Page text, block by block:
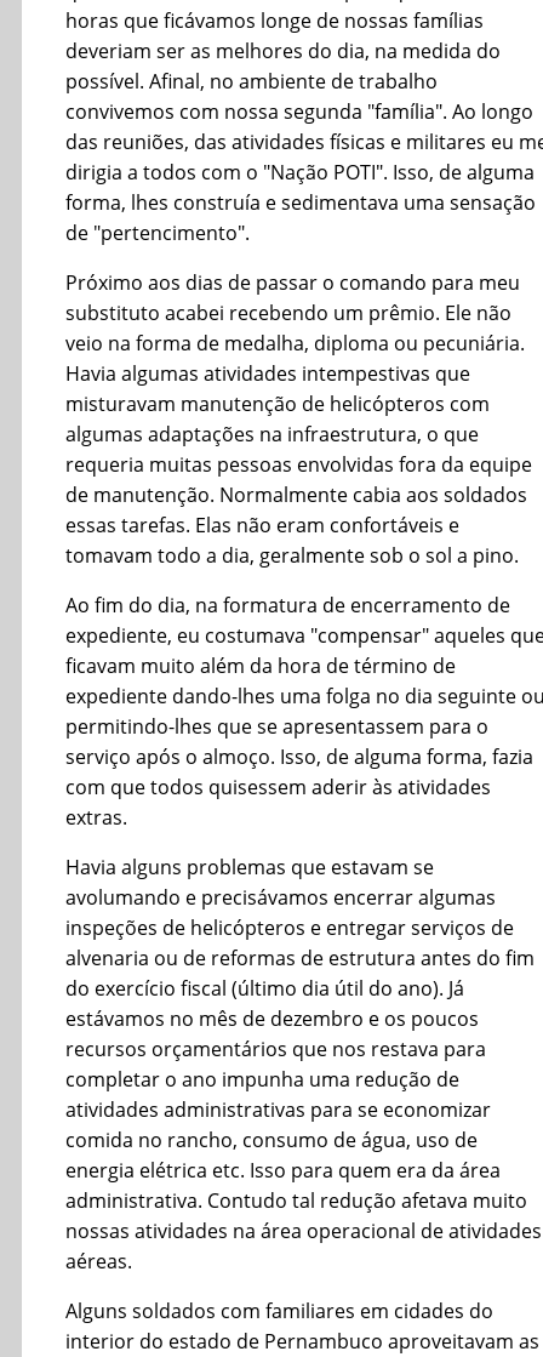
horas que ficávamos longe de nossas famílias
deveriam ser as melhores do dia, na medida do
possível. Afinal, no ambiente de trabalho
convivemos com nossa segunda "família". Ao longo
das reuniões, das atividades físicas e militares eu
dirigia a todos com o "Nação POTI". Isso, de alguma
forma, lhes construía e sedimentava uma sensação
de "pertencimento".
Próximo aos dias de passar o comando para meu
substituto acabei recebendo um prêmio. Ele não
veio na forma de medalha, diploma ou pecuniária.
Havia algumas atividades intempestivas que
misturavam manutenção de helicópteros com
algumas adaptações na infraestrutura, o que
requeria muitas pessoas envolvidas fora da equipe
de manutenção. Normalmente cabia aos soldados
essas tarefas. Elas não eram confortáveis e
tomavam todo a dia, geralmente sob o sol a pino.
Ao fim do dia, na formatura de encerramento de
expediente, eu costumava "compensar" aqueles
ficavam muito além da hora de término de
expediente dando-lhes uma folga no dia seguinte
permitindo-lhes que se apresentassem para o
serviço após o almoço. Isso, de alguma forma, fazia
com que todos quisessem aderir às atividades
extras.
Havia alguns problemas que estavam se
avolumando e precisávamos encerrar algumas
inspeções de helicópteros e entregar serviços de
alvenaria ou de reformas de estrutura antes do fim
do exercício fiscal (último dia útil do ano). Já
estávamos no mês de dezembro e os poucos
recursos orçamentários que nos restava para
completar o ano impunha uma redução de
atividades administrativas para se economizar
comida no rancho, consumo de água, uso de
energia elétrica etc. Isso para quem era da área
administrativa. Contudo tal redução afetava muito
nossas atividades na área operacional de atividades
aéreas.
Alguns soldados com familiares em cidades do
interior do estado de Pernambuco aproveitavam as